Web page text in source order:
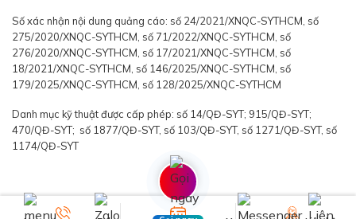
Số xác nhận nội dung quảng cáo: số 24/2021/XNQC-SYTHCM, số
275/2020/XNQC-SYTHCM, số 71/2022/XNQC-SYTHCM, số
276/2020/XNQC-SYTHCM, số 17/2021/XNQC-SYTHCM, số
18/2021/XNQC-SYTHCM, số 146/2025/XNQC-SYTHCM, số
179/2025/XNQC-SYTHCM, số 128/2025/XNQC-SYTHCM
Danh mục kỹ thuật được cấp phép: số 14/QĐ-SYT; 915/QĐ-SYT;
470/QĐ-SYT; số 1877/QĐ-SYT, số 103/QĐ-SYT, số 1271/QĐ-SYT, số
1174/QĐ-SYT